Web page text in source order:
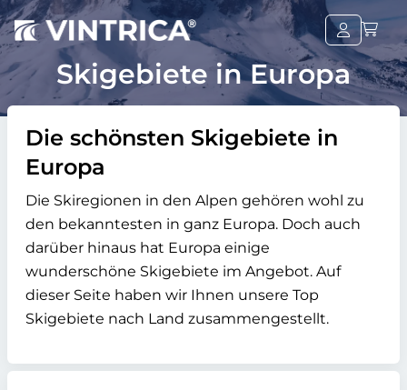
Skigebiete in Europa
Die schönsten Skigebiete in
Europa
Die Skiregionen in den Alpen gehören wohl zu
den bekanntesten in ganz Europa. Doch auch
darüber hinaus hat Europa einige
wunderschöne Skigebiete im Angebot. Auf
dieser Seite haben wir Ihnen unsere Top
Skigebiete nach Land zusammengestellt.